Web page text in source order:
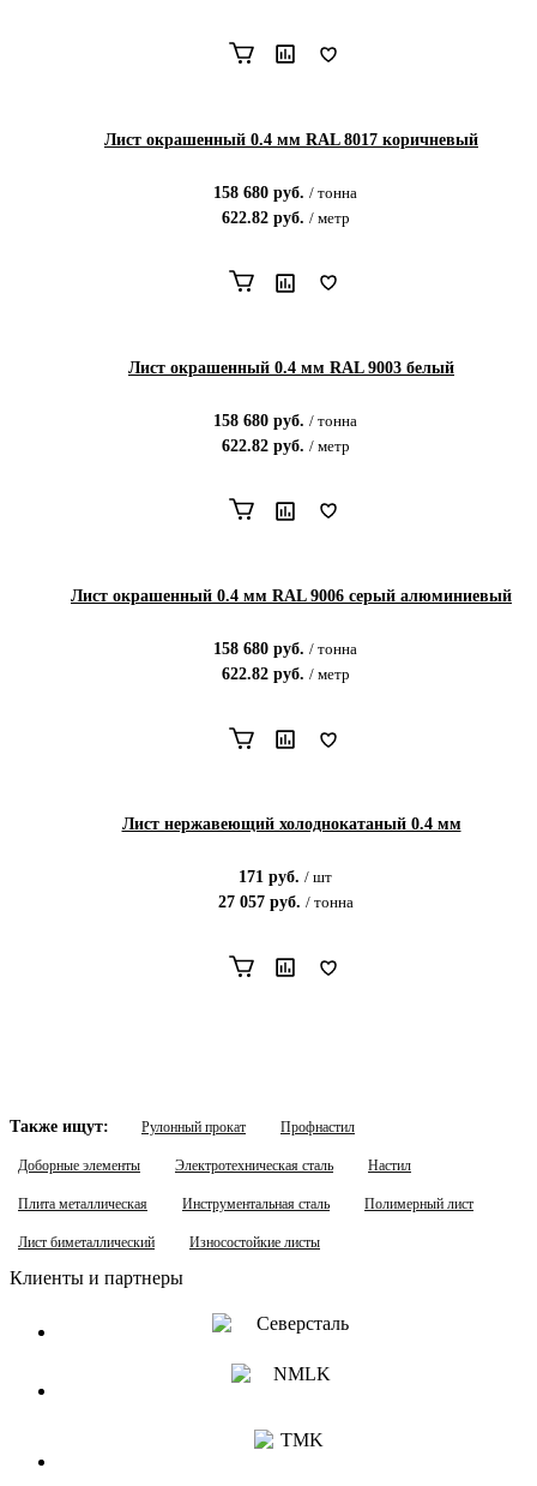
Лист окрашенный 0.4 мм RAL 8017 коричневый
158 680 руб. / тонна
622.82руб. / метр
Лист окрашенный 0.4 мм RAL 9003 белый
158 680 руб. / тонна
622.82руб. / метр
Лист окрашенный 0.4 мм RAL 9006 серый алюминиевый
158 680 руб. / тонна
622.82руб. / метр
Лист нержавеющий холоднокатаный 0.4 мм
171 руб. / шт
27 057руб. / тонна
Также ищут: Рулонный прокат Профнастил
Доборные элементы Электротехническая сталь Настил
Плита металлическая Инструментальная сталь Полимерный лист
Лист биметаллический Износостойкие листы
Клиенты и партнеры